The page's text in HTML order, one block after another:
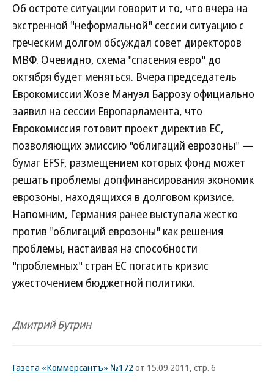
Об остроте ситуации говорит и то, что вчера на
экстренной "неформальной" сессии ситуацию с
греческим долгом обсуждал совет директоров
МВФ. Очевидно, схема "спасения евро" до
октября будет меняться. Вчера председатель
Еврокомиссии Жозе Мануэл Баррозу официально
заявил на сессии Европарламента, что
Еврокомиссия готовит проект директив ЕС,
позволяющих эмиссию "облигаций еврозоны" —
бумаг EFSF, размещением которых фонд может
решать проблемы допфинансирования экономик
еврозоны, находящихся в долговом кризисе.
Напомним, Германия ранее выступала жестко
против "облигаций еврозоны" как решения
проблемы, настаивая на способности
"проблемных" стран ЕС погасить кризис
ужесточением бюджетной политики.
Дмитрий Бутрин
Газета «Коммерсантъ» №172 от 15.09.2011, стр. 6